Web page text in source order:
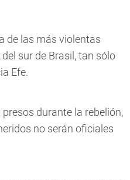
de las más violentas
sur de Brasil, tan sólo
Efe.
durante la rebelión,
no serán oficiales